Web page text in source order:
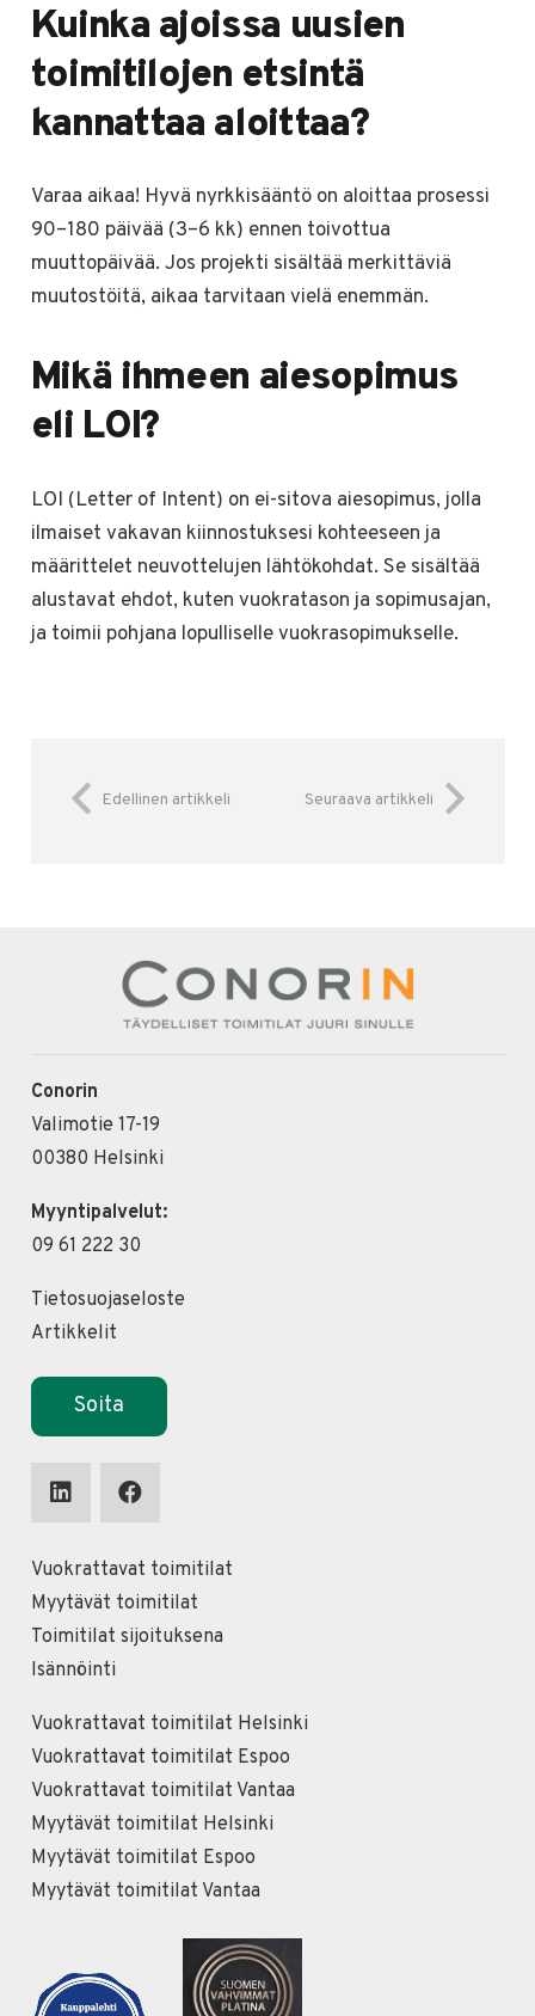
Kuinka ajoissa uusien
toimitilojen etsintä
kannattaa aloittaa?
Varaa aikaa! Hyvä nyrkkisääntö on aloittaa prosessi
90–180 päivää (3–6 kk) ennen toivottua
muuttopäivää. Jos projekti sisältää merkittäviä
muutostöitä, aikaa tarvitaan vielä enemmän.
Mikä ihmeen aiesopimus
eli LOI?
LOI (Letter of Intent) on ei-sitova aiesopimus, jolla
ilmaiset vakavan kiinnostuksesi kohteeseen ja
määrittelet neuvottelujen lähtökohdat. Se sisältää
alustavat ehdot, kuten vuokratason ja sopimusajan,
ja toimii pohjana lopulliselle vuokrasopimukselle.
Edellinen artikkeli Seuraava artikkeli
Conorin
Valimotie 17-19
00380 Helsinki
Myyntipalvelut:
09 61 222 30
Tietosuojaseloste
Artikkelit
Soita
Vuokrattavat toimitilat
Myytävät toimitilat
Toimitilat sijoituksena
Isännöinti
Vuokrattavat toimitilat Helsinki
Vuokrattavat toimitilat Espoo
Vuokrattavat toimitilat Vantaa
Myytävät toimitilat Helsinki
Myytävät toimitilat Espoo
Myytävät toimitilat Vantaa